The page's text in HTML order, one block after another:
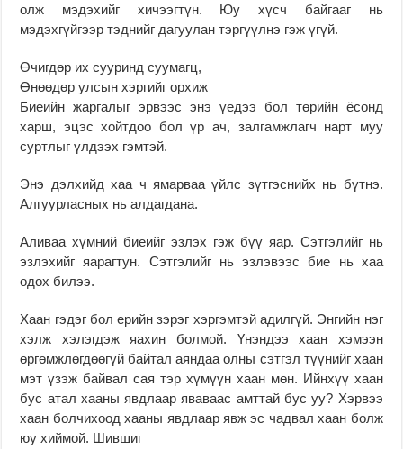
олж мэдэхийг хичээгтүн. Юу хүсч байгааг нь
мэдэхгүйгээр тэднийг дагуулан тэргүүлнэ гэж үгүй.
Өчигдөр их сууринд суумагц,
Өнөөдөр улсын хэргийг орхиж
Биеийн жаргалыг эрвээс энэ үедээ бол төрийн ёсонд
харш, эцэс хойтдоо бол үр ач, залгамжлагч нарт муу
суртлыг үлдээх гэмтэй.
Энэ дэлхийд хаа ч ямарваа үйлс зүтгэснийх нь бүтнэ.
Алгуурласных нь алдагдана.
Аливаа хүмний биеийг эзлэх гэж бүү яар. Сэтгэлийг нь
эзлэхийг яарагтун. Сэтгэлийг нь эзлэвээс бие нь хаа
одох билээ.
Хаан гэдэг бол ерийн зэрэг хэргэмтэй адилгүй. Энгийн нэг
хэлж хэлэгдэж яахин болмой. Үнэндээ хаан хэмээн
өргөмжлөгдөөгүй байтал аяндаа олны сэтгэл түүнийг хаан
мэт үзэж байвал сая тэр хүмүүн хаан мөн. Ийнхүү хаан
бус атал хааны явдлаар яваваас амттай бус уу? Хэрвээ
хаан болчихоод хааны явдлаар явж эс чадвал хаан болж
юу хиймой. Шившиг